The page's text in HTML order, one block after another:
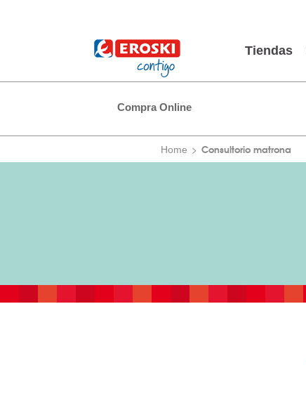
Tiendas
Compra Online
Home Consultorio matrona